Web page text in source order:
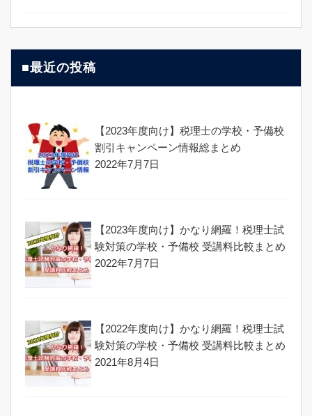
■最近の投稿
【2023年度向け】税理士の学校・予備校
割引キャンペーン情報総まとめ
2022年7月7日
【2023年度向け】かなり網羅！税理士試
験対策の学校・予備校 受講料比較まとめ
2022年7月7日
【2022年度向け】かなり網羅！税理士試
験対策の学校・予備校 受講料比較まとめ
2021年8月4日